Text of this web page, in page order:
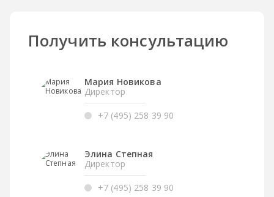
Получить консультацию
Мария Новикова
Директор
+7 (495) 258 39 90
Элина Степная
Директор
+7 (495) 258 39 90